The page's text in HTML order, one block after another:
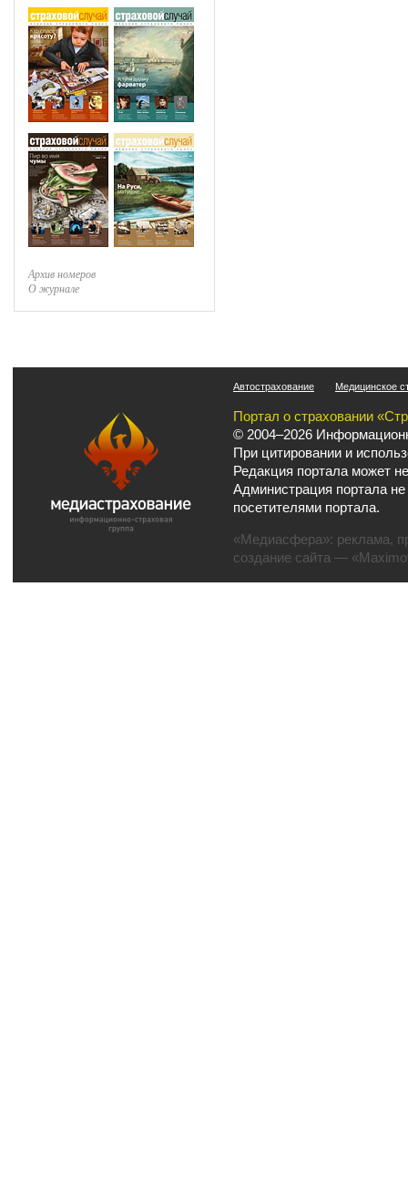
Архив номеров
О журнале
Автострахование Медицинское
Портал о страховании
© 2004–2026
При цитировании и
Редакция портала может
Администрация портала
посетителями портала.
«Медиасфера»: реклама,
создание сайта —